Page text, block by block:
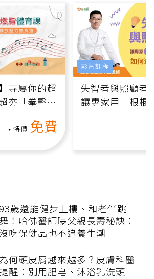
專屬你的超
夯「拳擊有
特價 免費
失智者與照顧者
讓專家用一根棍
影片課程
93歲還能健步上樓、和老伴跳
舞！哈佛醫師曝父親長壽秘訣：
沒吃保健品也不追養生潮
為何頭皮屑越來越多？皮膚科醫
醒：別用肥皂、沐浴乳洗頭